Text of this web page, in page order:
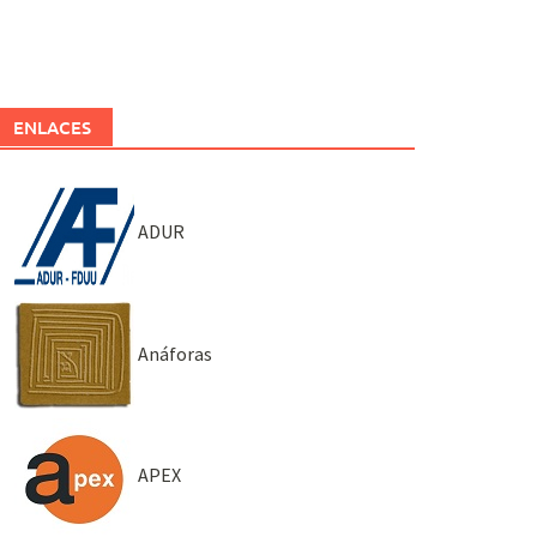
ENLACES
ADUR
Anáforas
APEX